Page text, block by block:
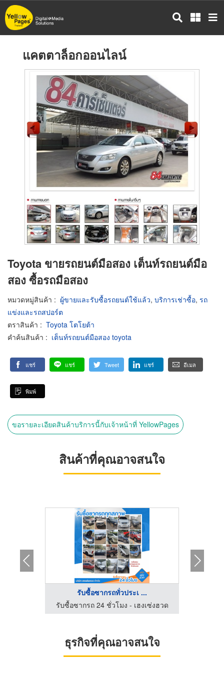
ข้าม
ไป
แคตตาล็อกออนไลน์
Toyota ขายรถยนต์มือสอง เต็นท์รถยนต์มือ
สอง ซื้อรถมือสอง
หมวดหมู่สินค้า : ผู้ขายและรับซื้อรถยนต์ใช้แล้ว, บริการเช่าซื้อ, รถ
แข่งและรถสปอร์ต
ตราสินค้า : Toyota โตโยต้า
คำค้นสินค้า : เต็นท์รถยนต์มือสอง toyota
แชร์ แชร์ Tweet แชร์ อีเมล
พิมพ์
ขอรายละเอียดสินค้าบริการนี้กับเจ้าหน้าที่ YellowPages
สินค้าที่คุณอาจสนใจ
รับซื้อซากรถทั่วประเ ...
รับซื้อซากรถ 24 ชั่วโมง - เฮงเซ่งฮวด
ธุรกิจที่คุณอาจสนใจ